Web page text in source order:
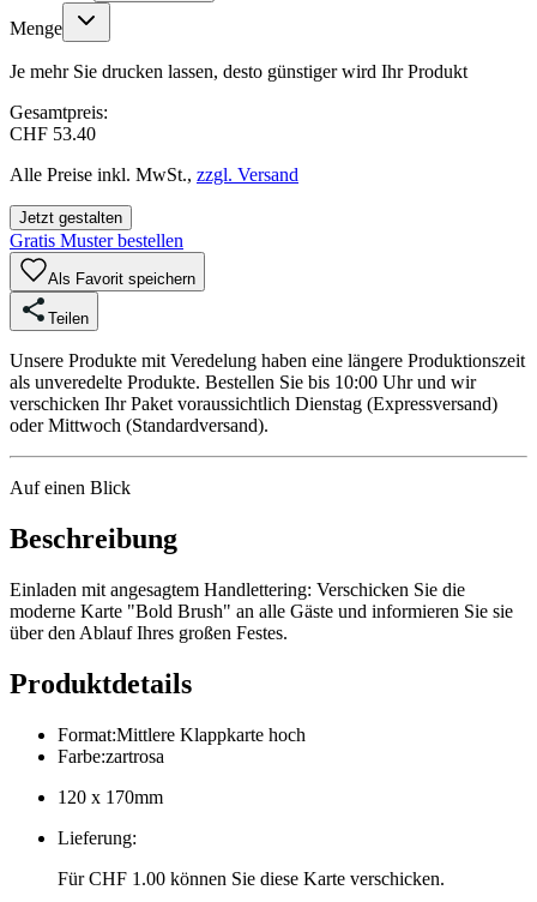
Menge
Je mehr Sie drucken lassen, desto günstiger wird Ihr Produkt
Gesamtpreis:
CHF 53.40
Alle Preise inkl. MwSt., zzgl. Versand
Jetzt gestalten
Gratis Muster bestellen
Als Favorit speichern
Teilen
Unsere Produkte mit Veredelung haben eine längere Produktionszeit
als unveredelte Produkte. Bestellen Sie bis 10:00 Uhr und wir
verschicken Ihr Paket voraussichtlich Dienstag (Expressversand)
oder Mittwoch (Standardversand).
Auf einen Blick
Beschreibung
Einladen mit angesagtem Handlettering: Verschicken Sie die
moderne Karte "Bold Brush" an alle Gäste und informieren Sie sie
über den Ablauf Ihres großen Festes.
Produktdetails
Format:Mittlere Klappkarte hoch
Farbe:zartrosa
120 x 170mm
Lieferung:
Für CHF 1.00 können Sie diese Karte verschicken.